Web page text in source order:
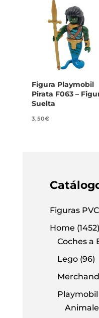
Figuras PVC
Home (1452)
Coches a
Lego (96)
Playmobil
Figura Playmobil
Pirata F063 –
Suelta
3,50€